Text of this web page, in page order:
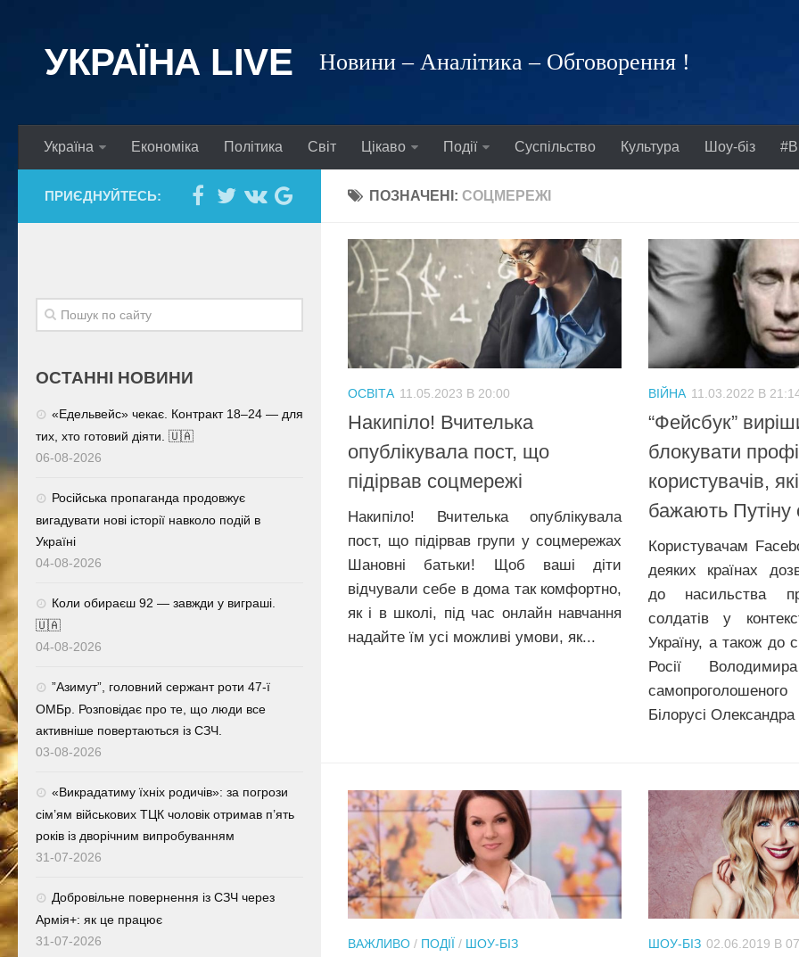
УКРАЇНА LIVE Новини – Аналітика – Обговорення !
Україна Економіка Політика Світ Цікаво Події Суспільство Культура Шоу-біз
ПОЗНАЧЕНІ: СОЦМЕРЕЖІ
ОСВІТА 11.05.2023 В 20:00
Накипіло! Вчителька
опублікувала пост, що
підірвав соцмережі
Накипіло! Вчителька опублікувала
пост, що підірвав групи у соцмережах
Шановні батьки! Щоб ваші діти
відчували себе в дома так комфортно,
як і в школі, під час онлайн навчання
надайте їм усі можливі умови, як...
ВІЙНА 11.03.2022 В
“Фейсбук”
блокувати
користувачів,
бажають Путіну
Користувачам
деяких країнах
до насильства
солдатів у
Україну, а також до
Росії
Білорусі
ВАЖЛИВО / ПОДІЇ / ШОУ-БІЗ
ШОУ-БІЗ 02.06.2019 В
ПРИЄДНУЙТЕСЬ:
ОСТАННІ НОВИНИ
«Едельвейс» чекає. Контракт 18–24 — для
тих, хто готовий діяти. 🇺🇦
06-08-2026
Російська пропаганда продовжує
вигадувати нові історії навколо подій в
Україні
04-08-2026
Коли обираєш 92 — завжди у виграші.
🇺🇦
04-08-2026
⁨”Азимут”, головний сержант роти 47-ї
ОМБр. Розповідає про те, що люди все
активніше повертаються із СЗЧ.
03-08-2026
«Викрадатиму їхніх родичів»: за погрози
сім’ям військових ТЦК чоловік отримав п’ять
років із дворічним випробуванням
31-07-2026
Добровільне повернення із СЗЧ через
Армія+: як це працює
31-07-2026